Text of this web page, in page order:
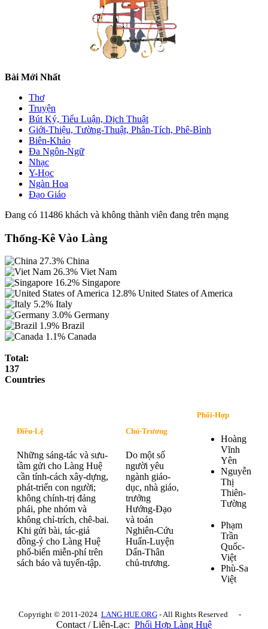
Bài Mới Nhất
Thơ
Truyện
Bút Ký, Tiểu Luận, Dịch Thuật
Giới-Thiệu, Tường-Thuật, Phân-Tích, Phê-Bình
Biên-Khảo
Đa Ngôn-Ngữ
Nhạc
Y-Học
Ngàn Hoa
Đạo Giáo
Đang có 11486 khách và không thành viên đang trên mạng
Thống-Kê Vào Làng
27.3% China
26.3% Viet Nam
16.2% Singapore
12.8% United States of America
5.2% Italy
3.0% Germany
1.9% Brazil
1.1% Canada
Total:
137
Countries
Điều-Lệ
Những sáng-tác và sưu-
tầm gửi cho Làng Huệ
cần tính-cách xây-dựng,
phát-triển con người;
không chính-trị đảng
phái, phe nhóm và
không chỉ-trích, chê-bai.
Khi gửi bài, tác-giả
đồng-ý cho Làng Huệ
phổ-biến miễn-phí trên
sách báo và tuyển-tập.
Chủ-Trương
Do một số
người yêu
ngành giáo-
dục, nhà giáo,
trưởng
Hướng-Đạo
và toán
Nghiên-Cứu
Huấn-Luyện
Dấn-Thân
chủ-trương.
Phối-Hợp
Hoàng
Vĩnh
Yên
Nguyễn
Thị
Thiên-
Tường
Phạm
Trần
Quốc-
Việt
Phù-Sa
Việt
Copyright © 2011-2024 LANG HUE.ORG- All Rights Reserved -
Contact / Liên-Lạc: Phối Hợp Làng Huệ